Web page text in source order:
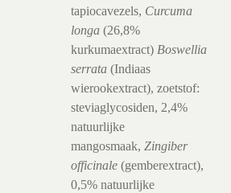
tapiocavezels, Curcuma
longa (26,8%
kurkumaextract) Boswellia
serrata (Indiaas
wierookextract), zoetstof:
steviaglycosiden, 2,4%
natuurlijke
mangosmaak, Zingiber
officinale (gemberextract),
0,5% natuurlijke